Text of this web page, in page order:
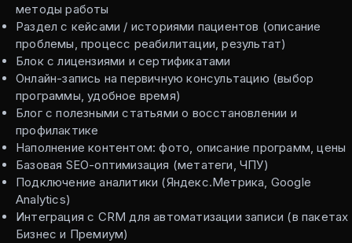
методы работы
Раздел с кейсами / историями пациентов (описание
проблемы, процесс реабилитации, результат)
Блок с лицензиями и сертификатами
Онлайн-запись на первичную консультацию (выбор
программы, удобное время)
Блог с полезными статьями о восстановлении и
профилактике
Наполнение контентом: фото, описание программ, цены
Базовая SEO-оптимизация (метатеги, ЧПУ)
Подключение аналитики (Яндекс.Метрика, Google
Analytics)
Интеграция с CRM для автоматизации записи (в пакетах
Бизнес и Премиум)